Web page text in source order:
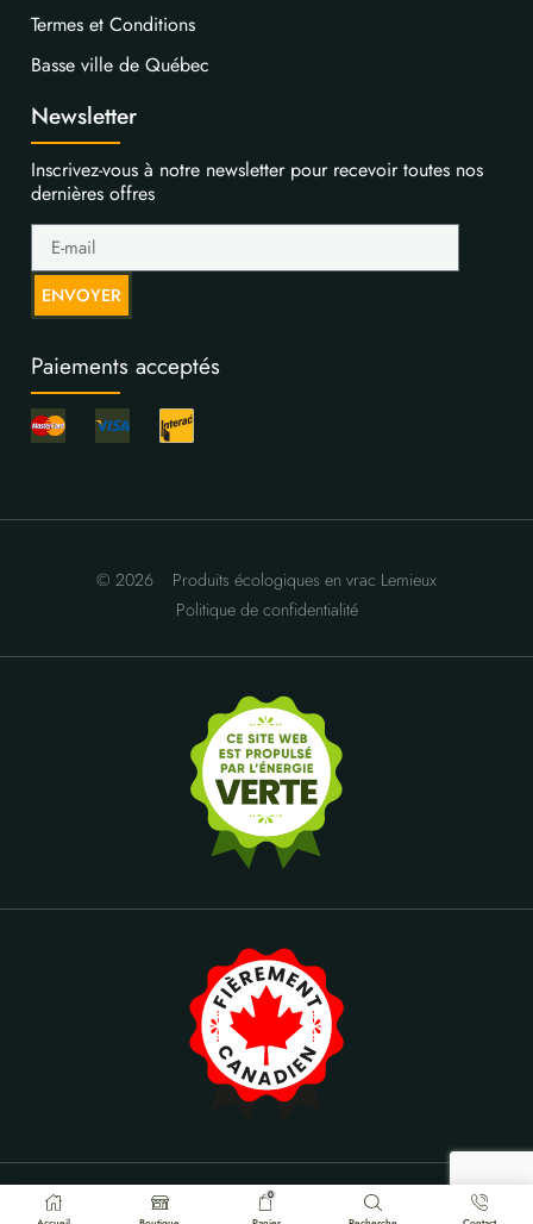
0
Termes et Conditions
Basse ville de Québec
Newsletter
Inscrivez-vous à notre newsletter pour recevoir toutes nos
dernières offres
ENVOYER
Paiements acceptés
© 2026
Produits écologiques en vrac Lemieux
Politique de confidentialité
Propulsé par DYNAMIC-ARTS